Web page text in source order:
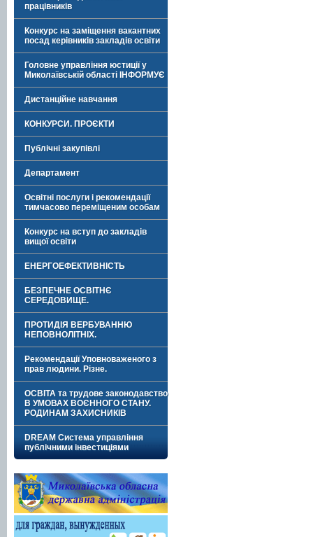
працівників
Конкурс на заміщення вакантних
посад керівників закладів освіти
Головне управління юстиції у
Миколаївській області ІНФОРМУЄ
Дистанційне навчання
КОНКУРСИ. ПРОЄКТИ
Публічні закупівлі
Департамент
Освітні послуги і рекомендації
тимчасово переміщеним особам
Конкурс на вступ до закладів
вищої освіти
ЕНЕРГОЕФЕКТИВНІСТЬ
БЕЗПЕЧНЕ ОСВІТНЄ
СЕРЕДОВИЩЕ.
ПРОТИДІЯ ВЕРБУВАННЮ
НЕПОВНОЛІТНІХ.
Рекомендації Уповноваженого з
прав людини. Різне.
ОСВІТА та трудове законодавство
В УМОВАХ ВОЄННОГО СТАНУ.
РОДИНАМ ЗАХИСНИКІВ
DREAM Система управління
публічними інвестиціями